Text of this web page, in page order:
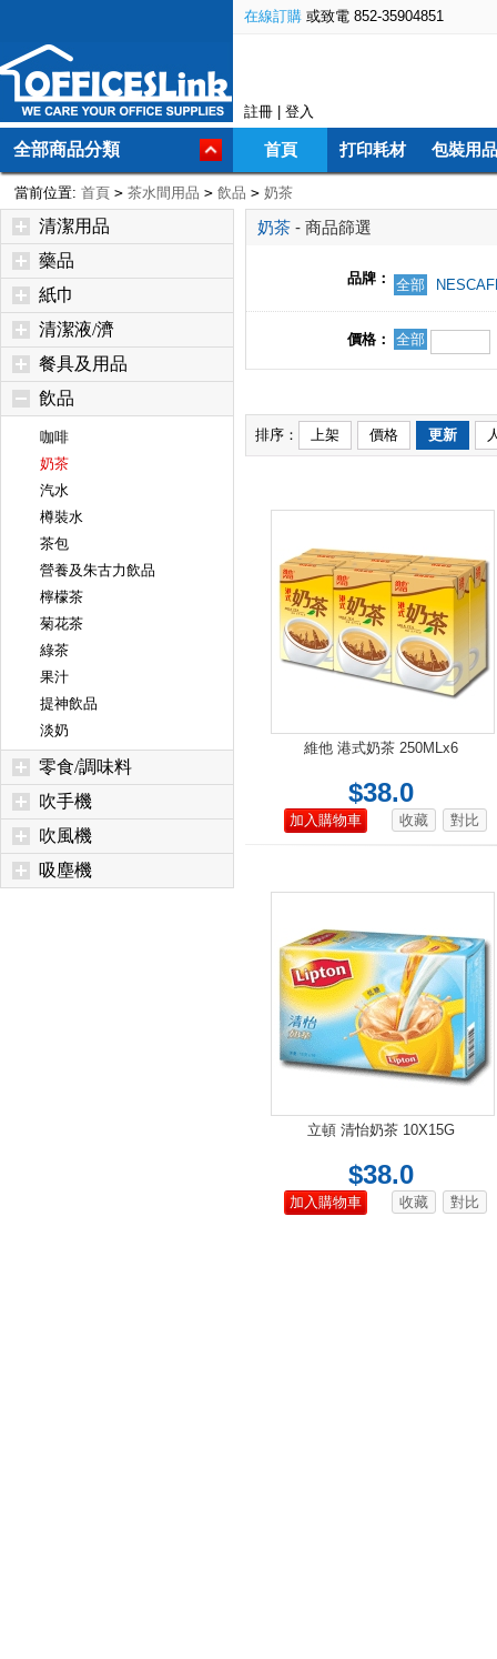
在線訂購 或致電 852-35904851
註冊 登入
全部商品分類 首頁 打印耗材 包裝用品
當前位置: 首頁 > 茶水間用品 > 飲品 > 奶茶
清潔用品
藥品
紙巾
清潔液/濟
餐具及用品
飲品
咖啡
奶茶
汽水
樽裝水
茶包
營養及朱古力飲品
檸檬茶
菊花茶
綠茶
果汁
提神飲品
淡奶
零食/調味料
吹手機
吹風機
吸塵機
奶茶 - 商品篩選
品牌： 全部
價格： 全部
排序： 上架 價格 更新
維他 港式奶茶 250MLx6
$38.0
加入購物車 收藏 對比
立頓 清怡奶茶 10X15G
$38.0
加入購物車 收藏 對比